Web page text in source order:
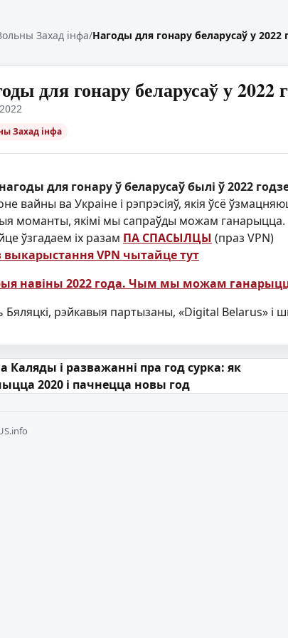
Захад інфа/Нагоды для гонару беларусаў у 2022
для гонару беларусаў у 2022
Захад інфа
для гонару ў беларусаў былі ў 2022
вайны ва Украіне і рэпрэсіяў, якія ўсё
моманты, якімі мы сапраўды можам ганарыцца.
ўзгадаем іх разам ПА СПАСЫЛЦЫ (праз VPN)
выкарыстання VPN чытайце тут
навіны 2022 года. Чым мы можам
Бяляцкі, рэйкавыя партызаны, «Digital Belarus» і
па запісах
Каляды і разважанні пра год сурка: як
2020 і пачнецца новы год